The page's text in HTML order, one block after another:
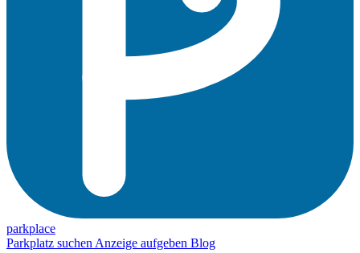
parkplace
Parkplatz suchen Anzeige aufgeben Blog